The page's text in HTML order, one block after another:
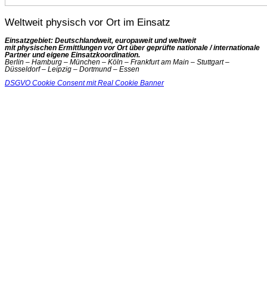
Weltweit physisch vor Ort im Einsatz
Einsatzgebiet: Deutschlandweit, europaweit und weltweit
mit physischen Ermittlungen vor Ort über geprüfte nationale / internationale
Partner und eigene Einsatzkoordination.
Berlin – Hamburg – München – Köln – Frankfurt am Main – Stuttgart –
Düsseldorf – Leipzig – Dortmund – Essen
DSGVO Cookie Consent mit Real Cookie Banner